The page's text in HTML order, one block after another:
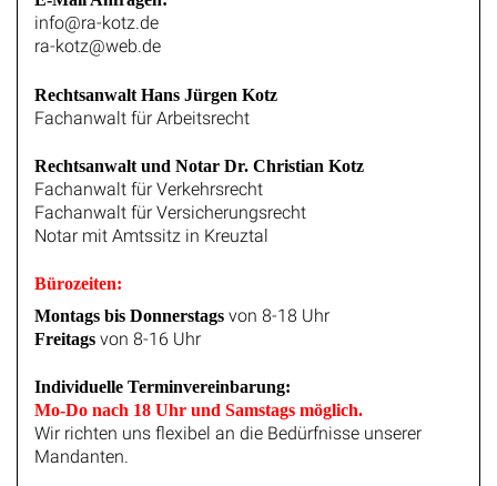
info@ra-kotz.de
ra-kotz@web.de
Fachanwalt für Arbeitsrecht
Rechtsanwalt und Notar Dr. Christian Kotz
Fachanwalt für Verkehrsrecht
Fachanwalt für Versicherungsrecht
Notar mit Amtssitz in Kreuztal
Bürozeiten:
Montags bis Donnerstags
von 8-18 Uhr
Freitagsvon 8-16 Uhr
Individuelle Terminvereinbarung:
Mo-Do nach 18 Uhr und Samstags möglich.
Wir richten uns flexibel an die Bedürfnisse unserer
Mandanten.